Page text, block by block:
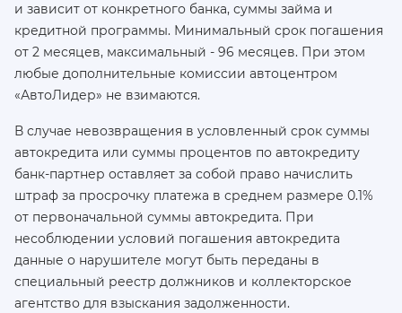
и зависит от конкретного банка, суммы займа и
кредитной программы. Минимальный срок погашения
от 2 месяцев, максимальный - 96 месяцев. При этом
любые дополнительные комиссии автоцентром
«АвтоЛидер» не взимаются.
В случае невозвращения в условленный срок суммы
автокредита или суммы процентов по автокредиту
банк-партнер оставляет за собой право начислить
штраф за просрочку платежа в среднем размере 0.1%
от первоначальной суммы автокредита. При
несоблюдении условий погашения автокредита
данные о нарушителе могут быть переданы в
специальный реестр должников и коллекторское
агентство для взыскания задолженности.